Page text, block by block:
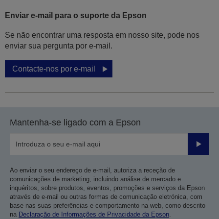
Enviar e-mail para o suporte da Epson
Se não encontrar uma resposta em nosso site, pode nos
enviar sua pergunta por e-mail.
Contacte-nos por e-mail
Mantenha-se ligado com a Epson
Enviar
Ao enviar o seu endereço de e-mail, autoriza a receção de
comunicações de marketing, incluindo análise de mercado e
inquéritos, sobre produtos, eventos, promoções e serviços da Epson
através de e-mail ou outras formas de comunicação eletrónica, com
base nas suas preferências e comportamento na web, como descrito
na Declaração de Informações de Privacidade da Epson.